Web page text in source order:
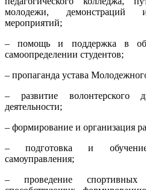
молодежи,
мероприятий;
– помощь и поддержка в
самоопределении студентов;
– пропаганда устава
– развитие волонтерского
деятельности;
– формирование и организация
– подготовка и обучение
самоуправления;
– проведение